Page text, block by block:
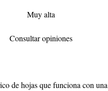
Muy alta
Consultar opiniones
de hojas que funciona con una